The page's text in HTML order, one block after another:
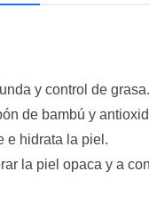
y control de grasa.
de bambú y
e hidrata la piel.
la piel opaca y a